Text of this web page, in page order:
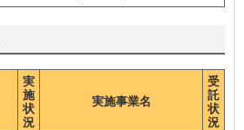
実
施
状
況
実施事業名
受
託
状
況